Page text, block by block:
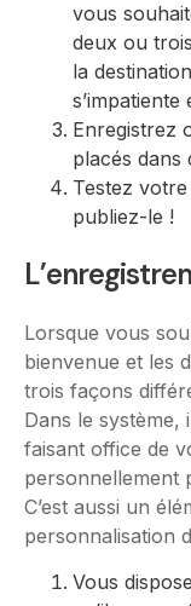
vous
deux ou
la
Enregistrez
placés dans
Testez
publiez-le !
Lorsque vous
bienvenue et les
trois façons
Dans le système,
faisant office de
personnellement
C’est aussi un
personnalisation
Vous